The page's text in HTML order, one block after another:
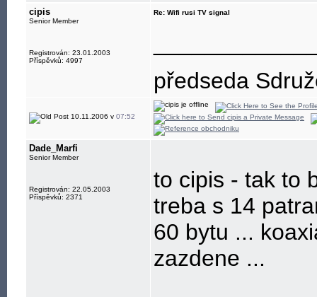
cipis
Senior Member
Registrován: 23.01.2003
Příspěvků: 4997
Re: Wifi rusi TV signal
předseda
10.11.2006 v 07:52
Dade_Marfi
Senior Member
Registrován: 22.05.2003
Příspěvků: 2371
to cipis - tak to
treba s 14
60 bytu ...
zazdene ...